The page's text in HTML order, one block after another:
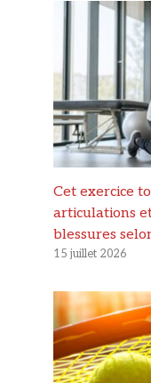
Cet exercice
articulations
blessures
15 juillet 2026